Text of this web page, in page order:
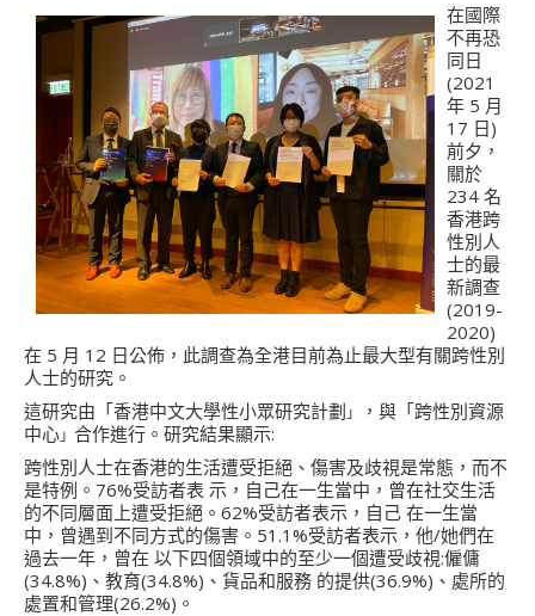
在國際
不再恐
同日
(2021
年 5 月
17 日)
前夕，
關於
234 名
香港跨
性別人
士的最
新調查
(2019-
2020)
在 5 月 12 日公佈，此調查為全港目前為止最大型有關跨性別
人士的研究。
這研究由「香港中文大學性小眾研究計劃 」 ，與 「跨性別資源
中心」 合作進行。研究結果顯示:
跨性別人士在香港的生活遭受拒絕、傷害及歧視是常態，而不
是特例。76%受訪者表 示，自己在一生當中，曾在社交生活
的不同層面上遭受拒絕。62%受訪者表示，自己 在一生當
中，曾遇到不同方式的傷害。51.1%受訪者表示，他/她們在
過去一年，曾在 以下四個領域中的至少一個遭受歧視:僱傭
(34.8%)、教育(34.8%)、貨品和服務 的提供(36.9%)、處所的
處置和管理(26.2%)。